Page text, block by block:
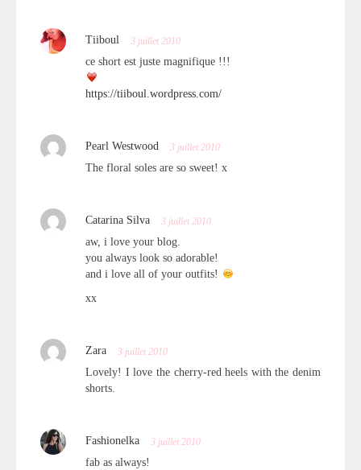
Tiiboul 3 juillet 2010
ce short est juste magnifique !!!
https://tiiboul.wordpress.com/
Pearl Westwood 3 juillet 2010
The floral soles are so sweet! x
Catarina Silva 3 juillet 2010
aw, i love your blog.
you always look so adorable!
and i love all of your outfits!
xx
Zara 3 juillet 2010
Lovely! I love the cherry-red heels with the denim
shorts.
Fashionelka 3 juillet 2010
fab as always!